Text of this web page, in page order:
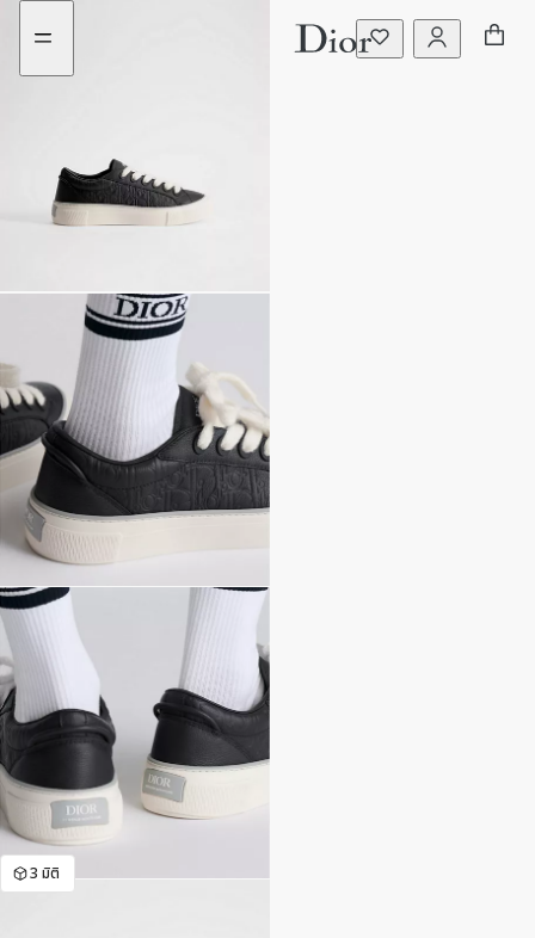
เนื้อหา
3 มิติ